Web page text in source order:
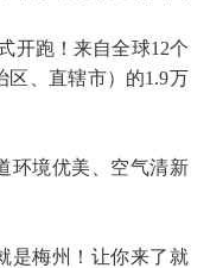
开跑！来自全球12个
区、直辖市）的1.9万
环境优美、空气清新
是梅州！让你来了就